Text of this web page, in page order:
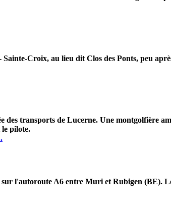
Croix, au lieu dit Clos des Ponts, peu
transports de Lucerne. Une montgolfière
le pilote.
l'autoroute A6 entre Muri et Rubigen (BE).